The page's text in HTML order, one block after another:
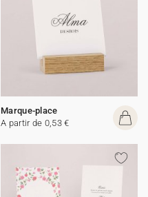
Marque-place
A partir de 0,53 €